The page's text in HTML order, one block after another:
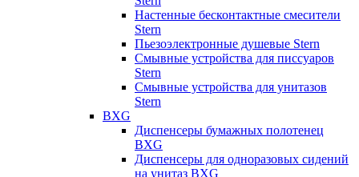
Настенные бесконтактные смесители
Stern
Пьезоэлектронные душевые Stern
Смывные устройства для писсуаров
Stern
Смывные устройства для унитазов
Stern
BXG
Диспенсеры бумажных полотенец
BXG
Диспенсеры для одноразовых сидений
на унитаз BXG